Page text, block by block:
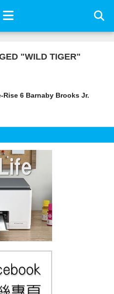
"WILD TIGER"
Rise 6 Barnaby Brooks Jr.